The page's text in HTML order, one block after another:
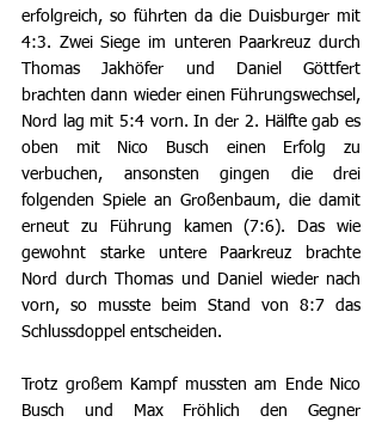
erfolgreich, so führten da die Duisburger mit
4:3. Zwei Siege im unteren Paarkreuz durch
Thomas Jakhöfer und Daniel Göttfert
brachten dann wieder einen Führungswechsel,
Nord lag mit 5:4 vorn. In der 2. Hälfte gab es
oben mit Nico Busch einen Erfolg zu
verbuchen, ansonsten gingen die drei
folgenden Spiele an Großenbaum, die damit
erneut zu Führung kamen (7:6). Das wie
gewohnt starke untere Paarkreuz brachte
Nord durch Thomas und Daniel wieder nach
vorn, so musste beim Stand von 8:7 das
Schlussdoppel entscheiden.
Trotz großem Kampf mussten am Ende Nico
Busch und Max Fröhlich den Gegner